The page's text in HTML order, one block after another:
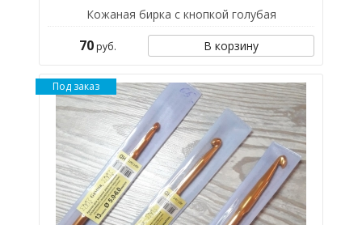
Кожаная бирка с кнопкой голубая
70 руб. В корзину
Под заказ